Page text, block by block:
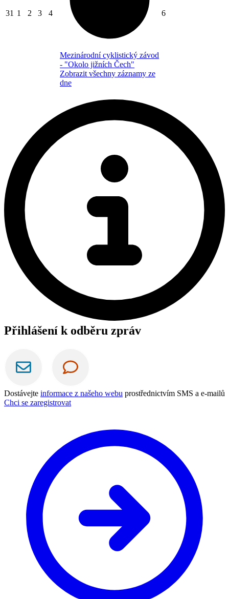
31 1 2 3 4
Mezinárodní cyklistický závod
- "Okolo jižních Čech"
Zobrazit všechny záznamy ze
dne
6
Přihlášení k odběru zpráv
Dostávejte informace z našeho webu prostřednictvím SMS a e-mailů
Chci se zaregistrovat